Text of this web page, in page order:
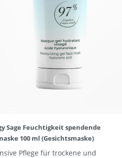
Sage Feuchtigkeit spendende
100 ml (Gesichtsmaske)
Pflege für trockene und